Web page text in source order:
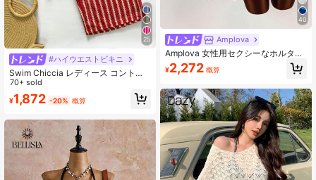
25
#ハイウエストビキニ
Swim Chiccia レディース コントラ
ストストライプ ビキニセット
70+ sold
¥1,872 -20% 概算
40
Amplova
Amplova 女性用セクシーなホルター
ネックビキニセット - トップス、ボ
トムス、カバーアップ 3点セット
¥2,272 概算